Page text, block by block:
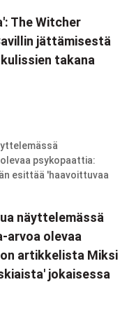
The Witcher
jättämisestä
takana
näyttelemässä
arvoa olevaa
artikkelista Miksi
jokaisessa